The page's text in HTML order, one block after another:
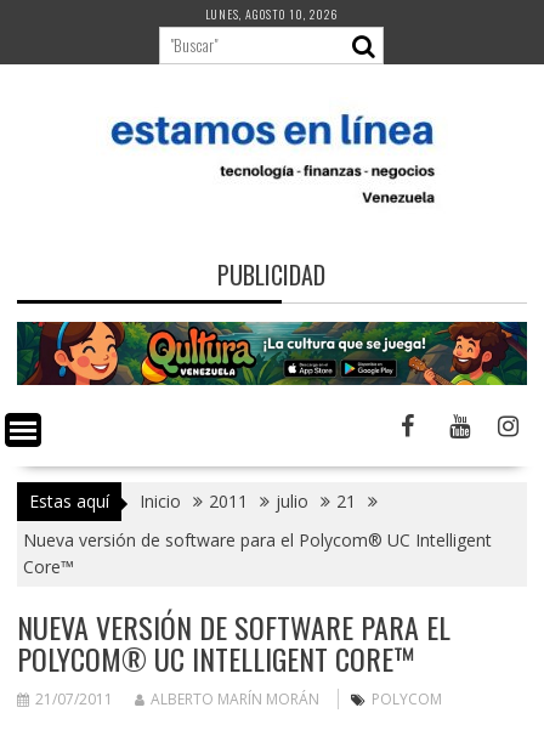
contenido
LUNES, AGOSTO 10, 2026
PUBLICIDAD
Estas aquí Inicio 2011 julio
21
Nueva versión de software para el Polycom® UC Intelligent
Core™
NUEVA VERSIÓN DE SOFTWARE PARA EL
POLYCOM® UC INTELLIGENT CORE™
21/07/2011 ALBERTO MARÍN MORÁN POLYCOM